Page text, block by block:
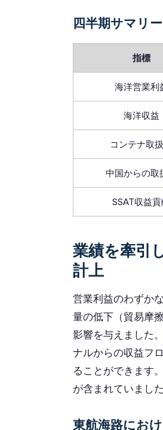
四半期サマリー
指標
海洋営業利
海洋収益
コンテナ取
中国からの取
SSAT収益
業績を牽引
計上
営業利益のわずか
量の低下（貿易摩
影響を与えました
ナルからの収益フ
ることができます
が含まれていまし
東航海路にお